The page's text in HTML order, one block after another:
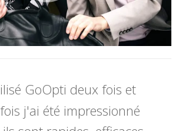
GoOpti deux fois et
j'ai été impressionné